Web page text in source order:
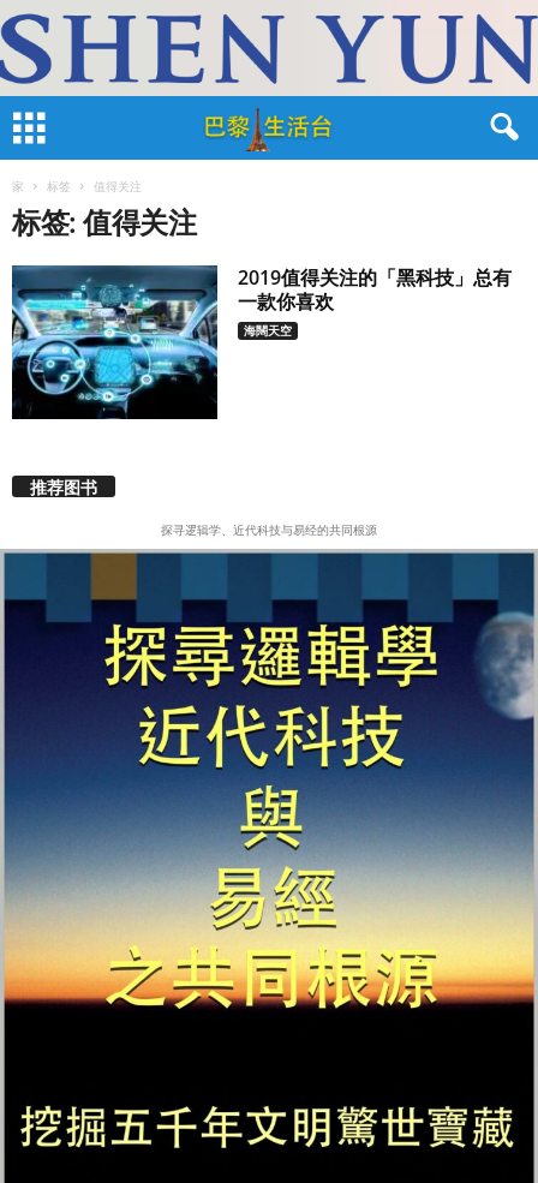
家 标签 值得关注
标签: 值得关注
2019值得关注的「黑科技」总有
一款你喜欢
海闊天空
推荐图书
探寻逻辑学、近代科技与易经的共同根源